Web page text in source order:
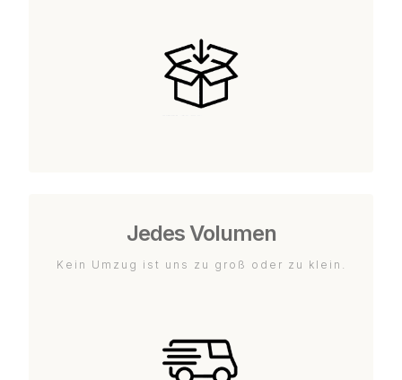
Jedes Volumen
Kein Umzug ist uns zu groß oder zu klein.